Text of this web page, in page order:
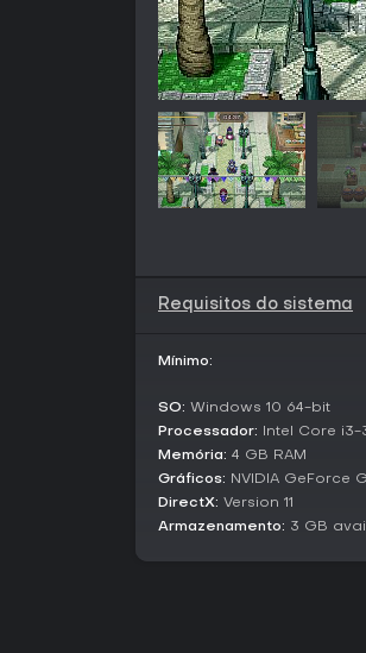
Requisitos do sistema
Mínimo:
SO: Windows 10 64-bit
Processador: Intel Core i3-
Memória: 4 GB RAM
Gráficos: NVIDIA GeForce
DirectX: Version 11
Armazenamento: 3 GB